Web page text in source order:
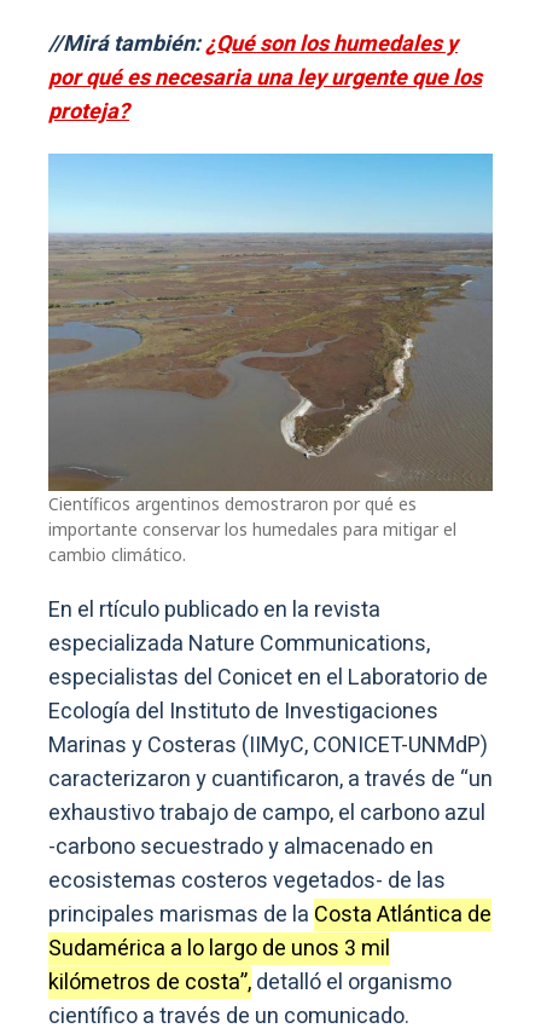
//Mirá también:¿Qué son los humedales y
por qué es necesaria una ley urgente que los
proteja?
Científicos argentinos demostraron por qué es
importante conservar los humedales para mitigar el
cambio climático.
En el rtículo publicado en la revista
especializada Nature Communications,
especialistas del Conicet en el Laboratorio de
Ecología del Instituto de Investigaciones
Marinas y Costeras (IIMyC, CONICET-UNMdP)
caracterizaron y cuantificaron, a través de “un
exhaustivo trabajo de campo, el carbono azul
-carbono secuestrado y almacenado en
ecosistemas costeros vegetados- de las
principales marismas de la Costa Atlántica de
Sudamérica a lo largo de unos 3 mil
kilómetros de costa”,detalló el organismo
científico a través de un comunicado.